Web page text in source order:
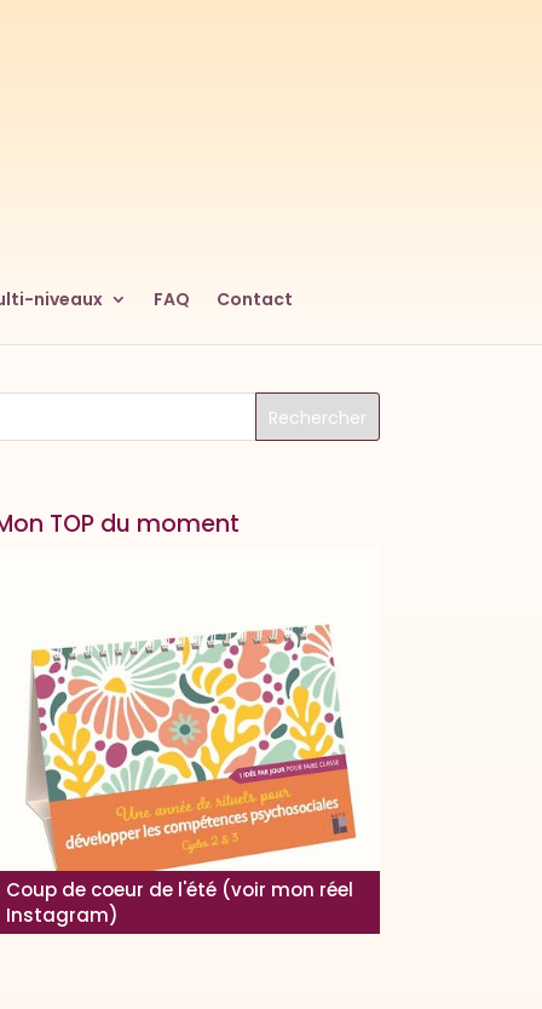
niveaux FAQ Contact
TOP du moment
Coup de coeur de l'été (voir mon réel
Instagram)